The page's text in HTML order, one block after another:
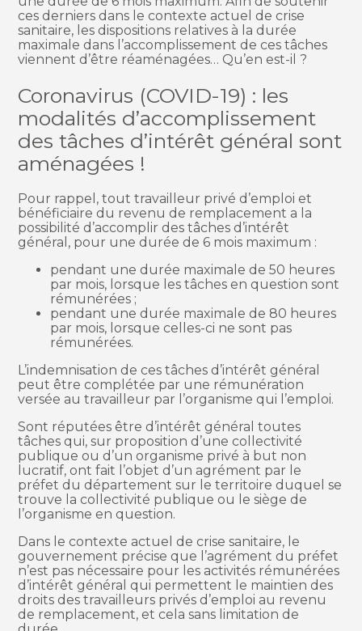
ces derniers dans le contexte actuel de crise
sanitaire, les dispositions relatives à la durée
maximale dans l’accomplissement de ces tâches
viennent d’être réaménagées… Qu’en est-il ?
Coronavirus (COVID-19) : les
modalités d’accomplissement
des tâches d’intérêt général sont
aménagées !
Pour rappel, tout travailleur privé d’emploi et
bénéficiaire du revenu de remplacement a la
possibilité d’accomplir des tâches d’intérêt
général, pour une durée de 6 mois maximum :
pendant une durée maximale de 50 heures
par mois, lorsque les tâches en question sont
rémunérées ;
pendant une durée maximale de 80 heures
par mois, lorsque celles-ci ne sont pas
rémunérées.
L’indemnisation de ces tâches d’intérêt général
peut être complétée par une rémunération
versée au travailleur par l’organisme qui l’emploi.
Sont réputées être d’intérêt général toutes
tâches qui, sur proposition d’une collectivité
publique ou d’un organisme privé à but non
lucratif, ont fait l’objet d’un agrément par le
préfet du département sur le territoire duquel se
trouve la collectivité publique ou le siège de
l’organisme en question.
Dans le contexte actuel de crise sanitaire, le
gouvernement précise que l’agrément du préfet
n’est pas nécessaire pour les activités rémunérées
d’intérêt général qui permettent le maintien des
droits des travailleurs privés d’emploi au revenu
de remplacement, et cela sans limitation de